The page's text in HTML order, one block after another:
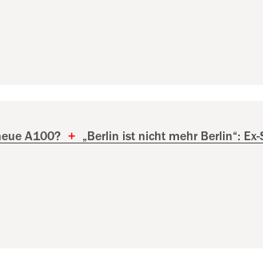
A100? + „Berlin ist nicht mehr Berlin“: